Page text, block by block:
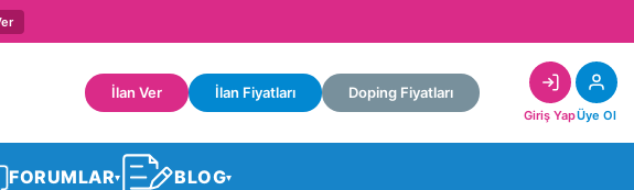
İlan Ver İlan Fiyatları Doping Fiyatları
Giriş YapÜye Ol
FORUMLAR▾ BLOG▾